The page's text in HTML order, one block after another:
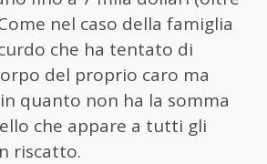
nel caso della famiglia
che ha tentato di
del proprio caro ma
quanto non ha la somma
che appare a tutti gli
riscatto.